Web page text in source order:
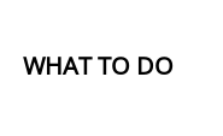
WHAT TO DO